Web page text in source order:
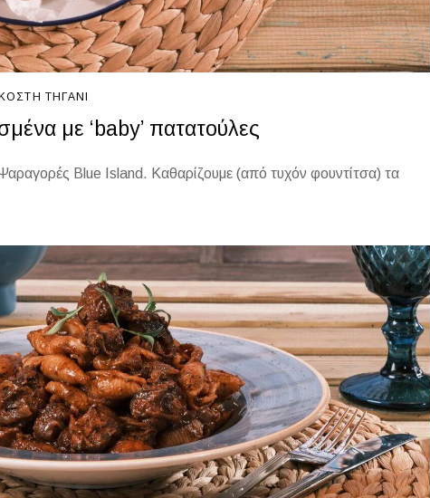
ΤΗΓΆΝΙ
με ‘baby’ πατατούλες
Blue Island. Καθαρίζουμε (από τυχόν φουντίτσα) τα